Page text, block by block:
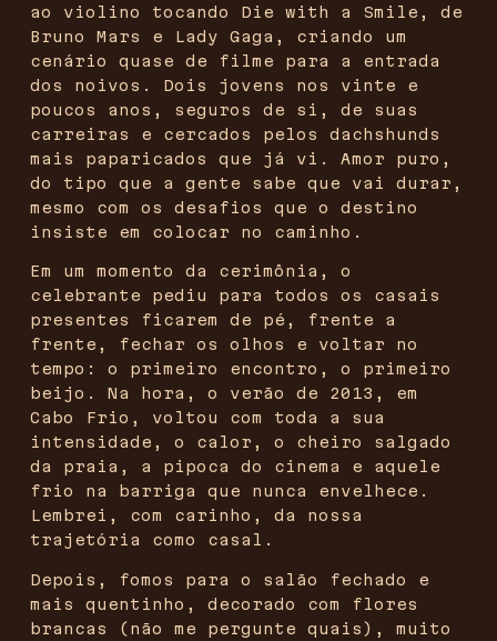
ao violino tocando Die with a Smile, de
Bruno Mars e Lady Gaga, criando um
cenário quase de filme para a entrada
dos noivos. Dois jovens nos vinte e
poucos anos, seguros de si, de suas
carreiras e cercados pelos dachshunds
mais paparicados que já vi. Amor puro,
do tipo que a gente sabe que vai durar,
mesmo com os desafios que o destino
insiste em colocar no caminho.
Em um momento da cerimônia, o
celebrante pediu para todos os casais
presentes ficarem de pé, frente a
frente, fechar os olhos e voltar no
tempo: o primeiro encontro, o primeiro
beijo. Na hora, o verão de 2013, em
Cabo Frio, voltou com toda a sua
intensidade, o calor, o cheiro salgado
da praia, a pipoca do cinema e aquele
frio na barriga que nunca envelhece.
Lembrei, com carinho, da nossa
trajetória como casal.
Depois, fomos para o salão fechado e
mais quentinho, decorado com flores
brancas (não me pergunte quais), muito